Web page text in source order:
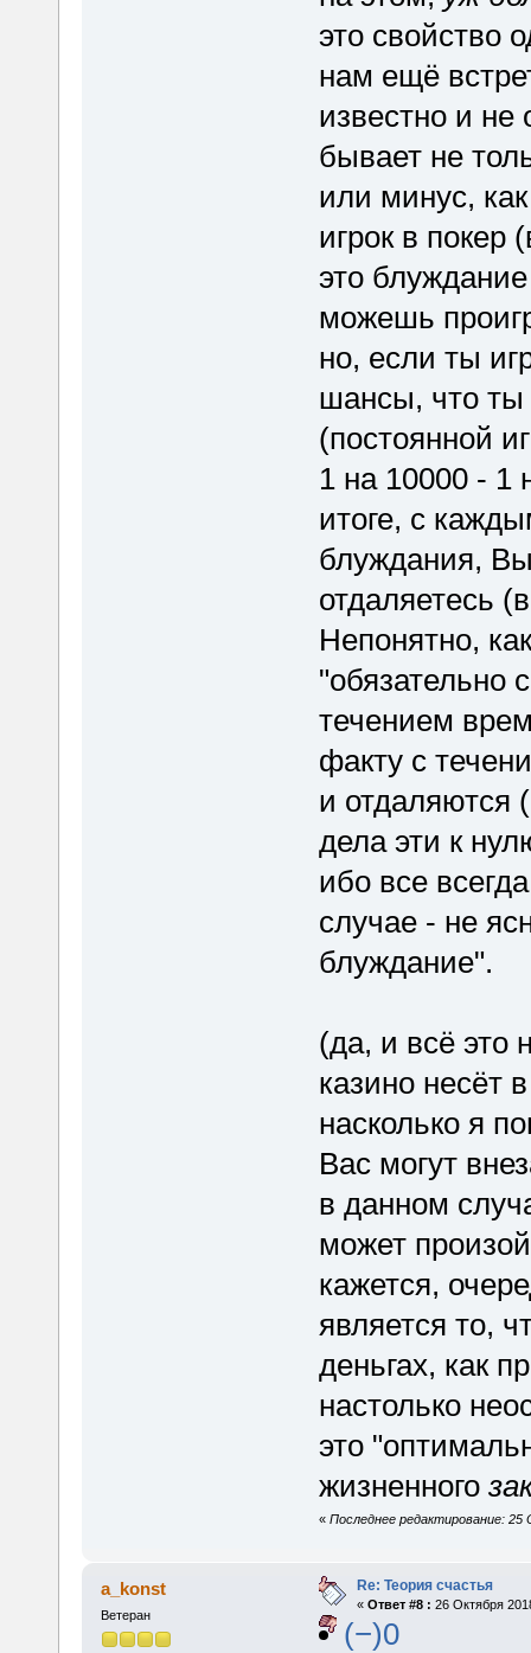
это свойство
нам ещё
известно и
бывает не
или минус,
игрок в покер
это
можешь
но, если ты
шансы, что ты
(постоянной
1 на 10000 - 1
итоге, с
блуждания, Вы
отдаляетесь
Непонятно,
"обязательно
течением
факту с
и отдаляются
дела эти к
ибо все
случае - не
блуждание".
(да, и всё это
казино несёт
насколько я
Вас могут
в данном
может
кажется,
является то,
деньгах, как
настолько
это
жизненного
« Последнее редактирование: 25
a_konst
Ветеран
Re: Теория счастья
« Ответ #8 : 26 Октября
(−)0